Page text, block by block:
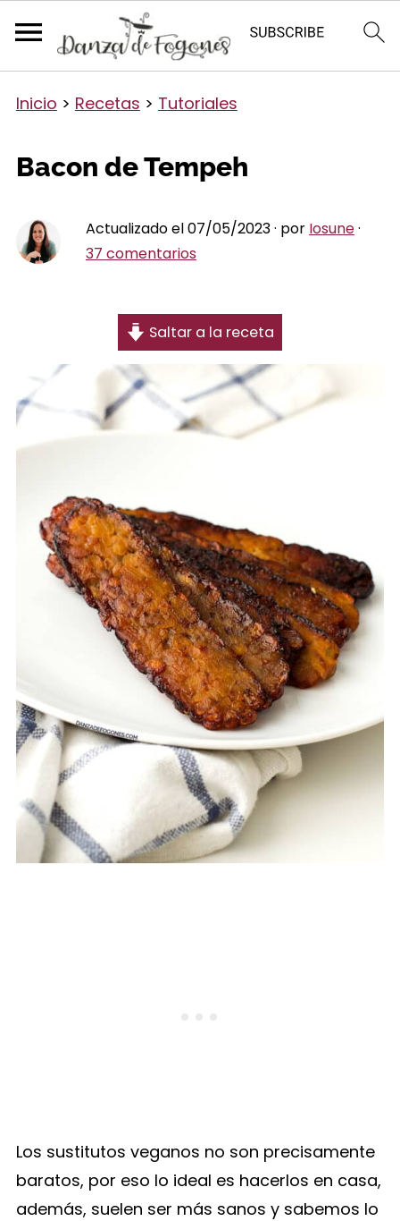
Inicio > Recetas > Tutoriales
Bacon de Tempeh
Actualizado el 07/05/2023 · por Iosune·
37 comentarios
Saltar a la receta
Los sustitutos veganos no son precisamente
baratos, por eso lo ideal es hacerlos en casa,
además, suelen ser más sanos y sabemos lo